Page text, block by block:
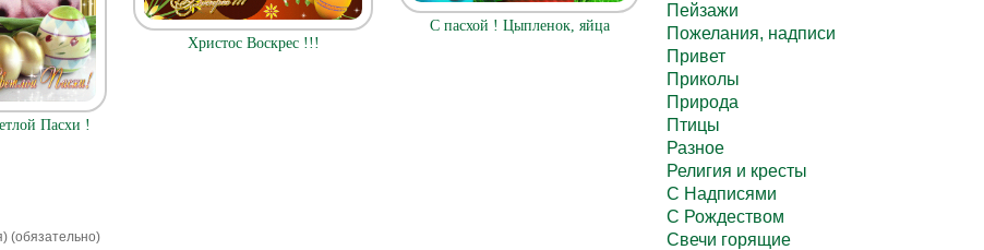
Пасхи !
Христос Воскрес !!!
С пасхой ! Цыпленок, яйца
(обязательно)
Пейзажи
Пожелания, надписи
Привет
Приколы
Природа
Птицы
Разное
Религия и кресты
С Надписями
С Рождеством
Свечи горящие